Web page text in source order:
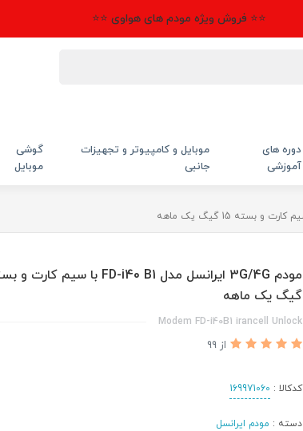
⭐⭐ فروش ویژه مودم های هواوی ⭐⭐
دوره های
آموزشی
موبایل و کامپیوتر و تجهیزات
جانبی
گوشی
موبایل
گیگ یک ماهه
Modem FD-i40B1 irancell Unlock
از 99
کدکالا : 169971060
دسته : مودم ایرانسل